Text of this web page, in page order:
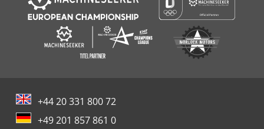
+44 20 331 800 72
+49 201 857 861 0